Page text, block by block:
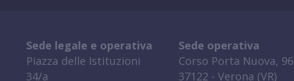
Sede legale e operativa
Piazza delle Istituzioni
34/a
Sede operativa
Corso Porta Nuova, 96
37122 - Verona (VR)